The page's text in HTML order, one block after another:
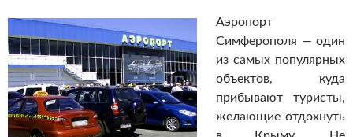
Аэропорт
Симферополя — один
из самых популярных
объектов, куда
прибывают туристы,
желающие отдохнуть